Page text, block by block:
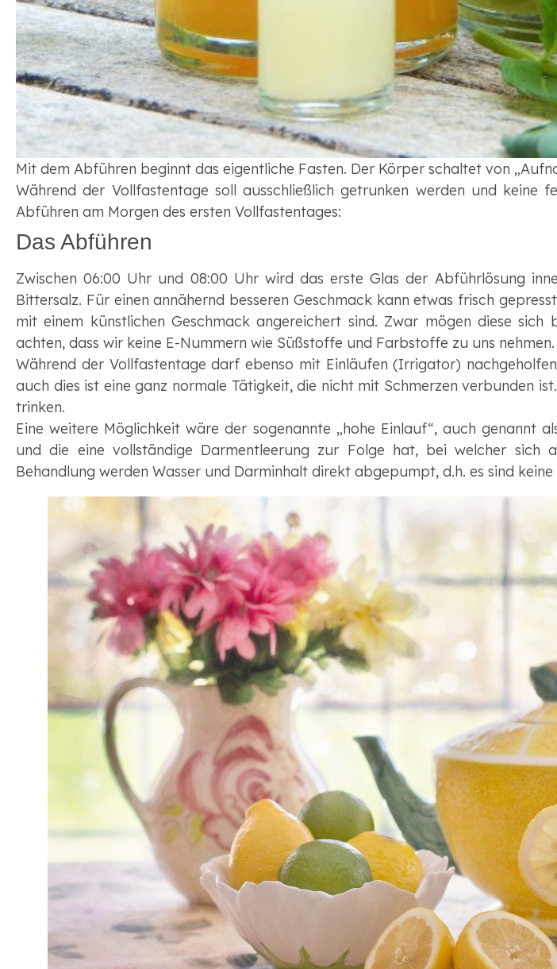
Mit dem Abführen beginnt das eigentliche Fasten. Der Körper schaltet von
Während der Vollfastentage soll ausschließlich getrunken werden und
Abführen am Morgen des ersten Vollfastentages:
Das Abführen
Zwischen 06:00 Uhr und 08:00 Uhr wird das erste Glas der Abführlösung
Bittersalz. Für einen annähernd besseren Geschmack kann etwas frisch
mit einem künstlichen Geschmack angereichert sind. Zwar mögen diese
achten, dass wir keine E-Nummern wie Süßstoffe und Farbstoffe zu uns nehmen.
Während der Vollfastentage darf ebenso mit Einläufen (Irrigator)
auch dies ist eine ganz normale Tätigkeit, die nicht mit Schmerzen verbunden
trinken.
Eine weitere Möglichkeit wäre der sogenannte „hohe Einlauf“, auch genannt
und die eine vollständige Darmentleerung zur Folge hat, bei welcher sich
Behandlung werden Wasser und Darminhalt direkt abgepumpt, d.h. es sind